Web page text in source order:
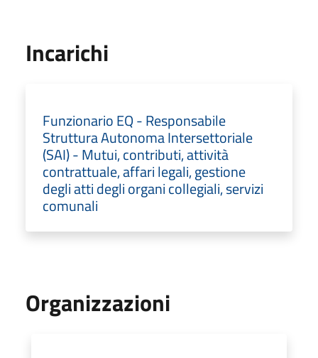
Incarichi
Funzionario EQ - Responsabile
Struttura Autonoma Intersettoriale
(SAI) - Mutui, contributi, attività
contrattuale, affari legali, gestione
degli atti degli organi collegiali, servizi
comunali
Organizzazioni